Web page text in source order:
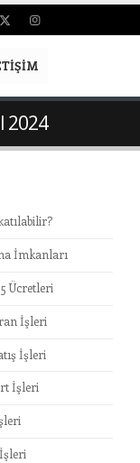
2024
İmkanları
Ücretleri
İşleri
İşleri
İşleri